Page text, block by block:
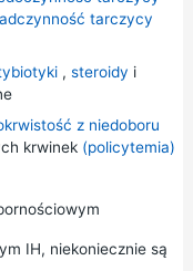
tarczycy
, steroidy i
z niedoboru
krwinek (policytemia)
IH, niekoniecznie są